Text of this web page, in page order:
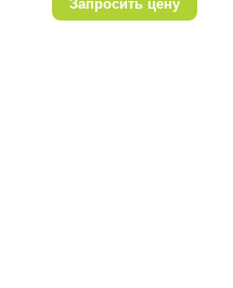
Запросить цену